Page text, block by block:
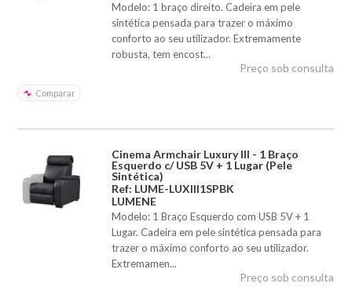
Modelo: 1 braço direito. Cadeira em pele
sintética pensada para trazer o máximo
conforto ao seu utilizador. Extremamente
robusta, tem encost...
Comparar
Preço sob consulta
Cinema Armchair Luxury III - 1 Braço
Esquerdo c/ USB 5V + 1 Lugar (Pele
Sintética)
Ref: LUME-LUXIII1SPBK
LUMENE
Modelo: 1 Braço Esquerdo com USB 5V + 1
Lugar. Cadeira em pele sintética pensada para
trazer o máximo conforto ao seu utilizador.
Extremamen...
Preço sob consulta